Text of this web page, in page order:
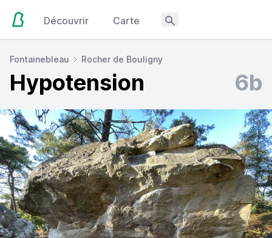
Découvrir Carte
Fontainebleau Rocher de Bouligny
Hypotension 6b